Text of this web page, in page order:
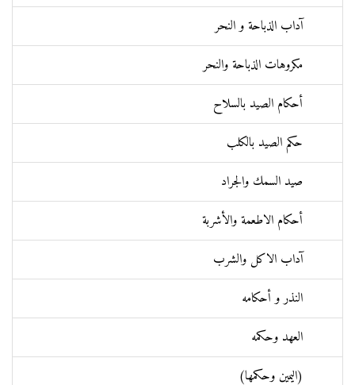
آداب الذباحة و النحر
مكروهات الذباحة والنحر
أحكام الصيد بالسلاح
حكم الصيد بالكلب
صيد السمك والجراد
أحكام الاطعمة والأشربة
آداب الاكل والشرب
النذر و أحكامه
العهد وحكمه
(اليمين وحكمها)